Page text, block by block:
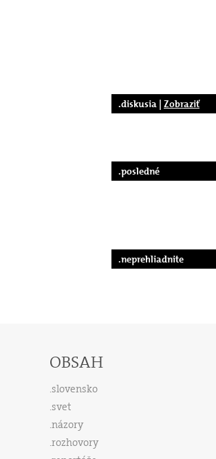
.diskusia | Zobraziť
.posledné
.neprehliadnite
OBSAH
slovensko
svet
názory
rozhovory